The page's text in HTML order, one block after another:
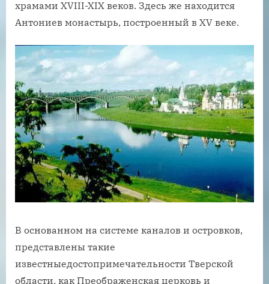
храмами XVIII-XIX веков. Здесь же находится
Антониев монастырь, построенный в XV веке.
В основанном на системе каналов и островков,
представлены такие
известныедостопримечательности Тверской
области, как Преображенская церковь и